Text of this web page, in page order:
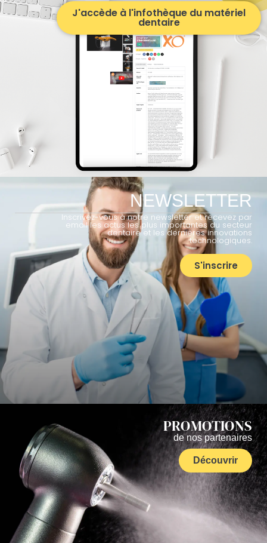
J'accède à l'infothèque du matériel
dentaire
NEWSLETTER
Inscrivez-vous à notre newsletter et recevez par
email les actus les plus importantes du secteur
dentaire et les dernières innovations
technologiques.
S'inscrire
PROMOTIONS
de nos partenaires
Découvrir